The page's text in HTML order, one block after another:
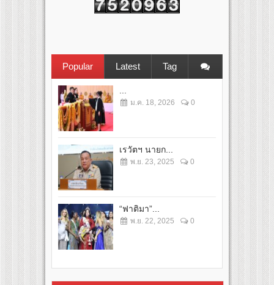
Popular Latest Tag
ม.ค. 18, 2026 0
เรวัตฯ นายก...
พ.ย. 23, 2025 0
“ฟาติมา”...
พ.ย. 22, 2025 0